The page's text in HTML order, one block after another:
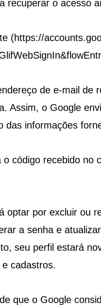
recuperar o acesso
(https://
de e-mail de
Assim, o Google
das informações
o código recebido no
optar por excluir ou
a senha e
seu perfil estará
cadastros.
que o Google